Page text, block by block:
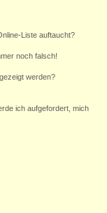
Liste auftaucht?
noch falsch!
werden?
ich aufgefordert, mich